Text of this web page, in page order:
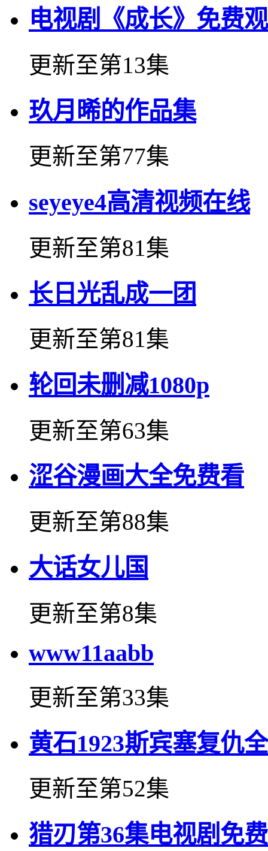
电视剧《成长》免费
更新至第13集
玖月晞的作品集
更新至第77集
seyeye4高清视频在线
更新至第81集
长日光乱成一团
更新至第81集
轮回未删减1080p
更新至第63集
涩谷漫画大全免费看
更新至第88集
大话女儿国
更新至第8集
www11aabb
更新至第33集
黄石1923斯宾塞复仇
更新至第52集
猎刃第36集电视剧免